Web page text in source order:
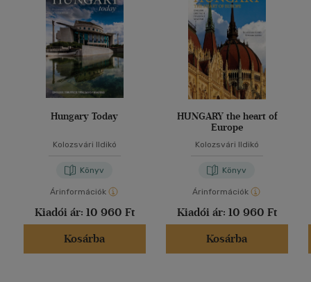
Hungary Today
Kolozsvári Ildikó
Könyv
Árinformációk
Kiadói ár: 10 960 Ft
Kosárba
HUNGARY the heart of
Europe
Kolozsvári Ildikó
Könyv
Árinformációk
Kiadói ár: 10 960 Ft
Kosárba